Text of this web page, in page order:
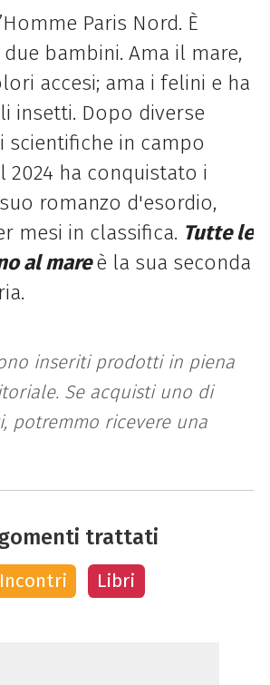
Paris Nord. È
bambini. Ama il mare,
accesi; ama i felini e ha
insetti. Dopo diverse
scientifiche in campo
ha conquistato i
romanzo d'esordio,
mesi in classifica. Tutte le
al mareè la sua seconda
inseriti prodotti in piena
Se acquisti uno di
potremmo ricevere una
trattati
Incontri Libri